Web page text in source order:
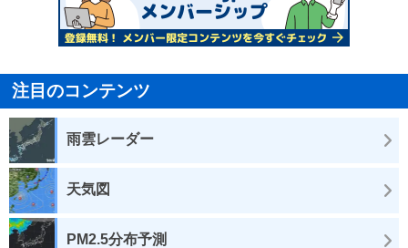
注目のコンテンツ
雨雲レーダー
天気図
PM2.5分布予測